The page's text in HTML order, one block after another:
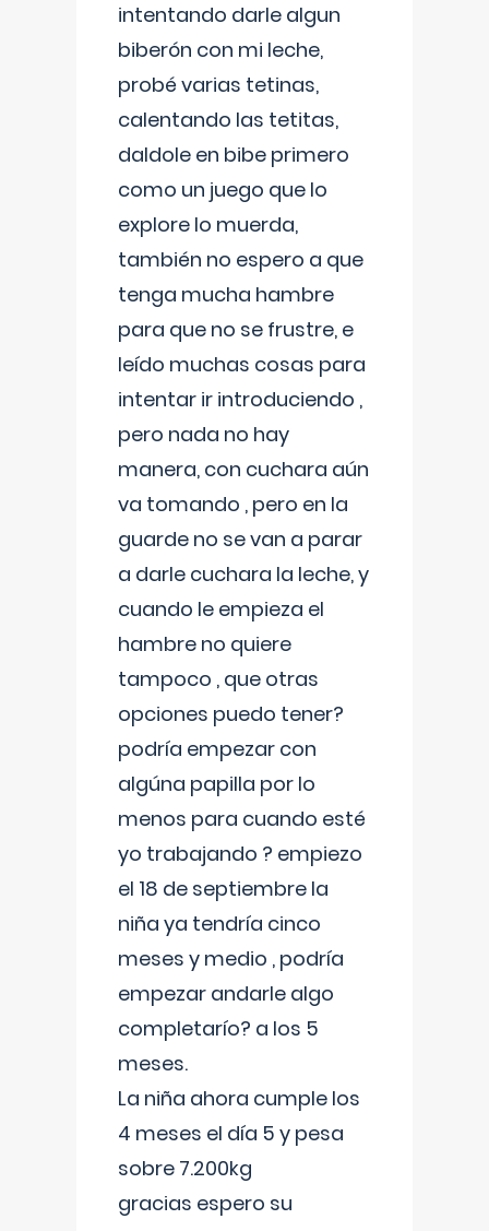
intentando darle algun
biberón con mi leche,
probé varias tetinas,
calentando las tetitas,
daldole en bibe primero
como un juego que lo
explore lo muerda,
también no espero a que
tenga mucha hambre
para que no se frustre, e
leído muchas cosas para
intentar ir introduciendo ,
pero nada no hay
manera, con cuchara aún
va tomando , pero en la
guarde no se van a parar
a darle cuchara la leche, y
cuando le empieza el
hambre no quiere
tampoco , que otras
opciones puedo tener?
podría empezar con
algúna papilla por lo
menos para cuando esté
yo trabajando ? empiezo
el 18 de septiembre la
niña ya tendría cinco
meses y medio , podría
empezar andarle algo
completarío? a los 5
meses.
La niña ahora cumple los
4 meses el día 5 y pesa
sobre 7.200kg
gracias espero su